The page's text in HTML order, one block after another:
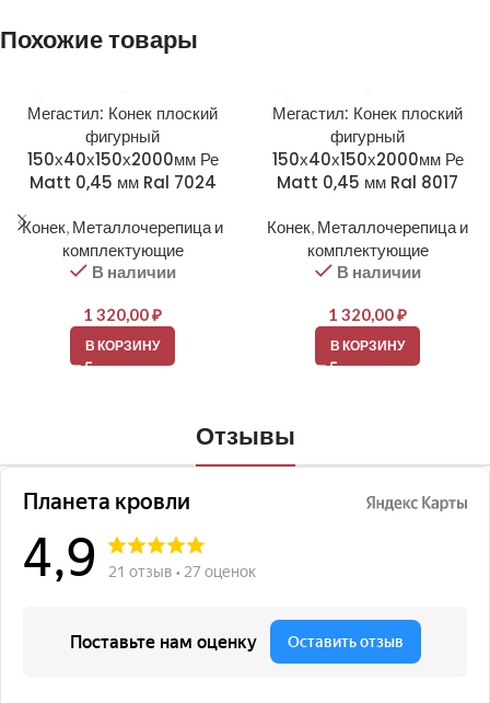
Похожие товары
Мегастил: Конек плоский
фигурный
150х40х150х2000мм Ре
Matt 0,45 мм Ral 7024
Конек, Металлочерепица и
комплектующие
В наличии
1 320,00₽
В КОРЗИНУ
Мегастил: Конек плоский
фигурный
150х40х150х2000мм Ре
Matt 0,45 мм Ral 8017
Конек, Металлочерепица и
комплектующие
В наличии
1 320,00₽
В КОРЗИНУ
Отзывы